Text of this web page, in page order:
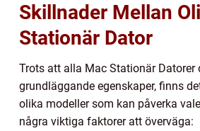
Skillnader Mellan
Stationär Dator
Trots att alla Mac Stationär Datorer
grundläggande egenskaper, finns
olika modeller som kan påverka
några viktiga faktorer att överväga: